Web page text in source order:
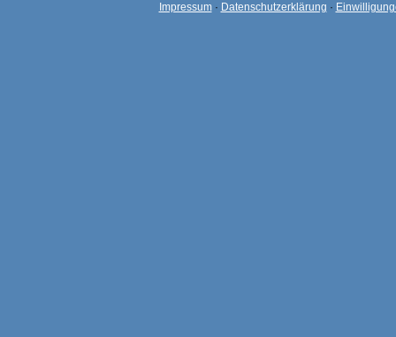
Impressum· Datenschutzerklärung ·